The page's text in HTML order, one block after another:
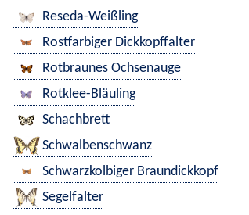
Reseda-Weißling
Rostfarbiger Dickkopffalter
Rotbraunes Ochsenauge
Rotklee-Bläuling
Schachbrett
Schwalbenschwanz
Schwarzkolbiger Braundickkopf
Segelfalter